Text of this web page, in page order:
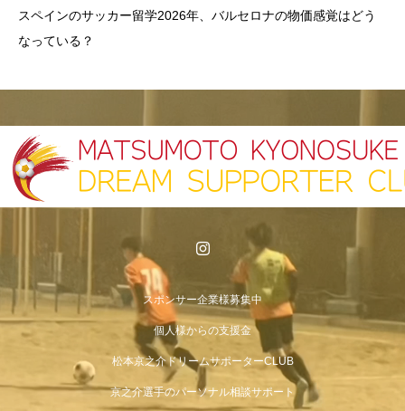
スペインのサッカー留学2026年、バルセロナの物価感覚はどう
なっている？
スポンサー企業様募集中
個人様からの支援金
松本京之介ドリームサポーターCLUB
京之介選手のパーソナル相談サポート